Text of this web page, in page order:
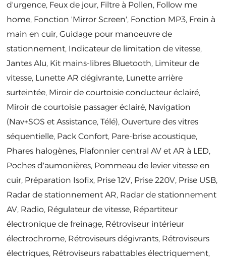
d'urgence, Feux de jour, Filtre à Pollen, Follow me
home, Fonction 'Mirror Screen', Fonction MP3, Frein à
main en cuir, Guidage pour manoeuvre de
stationnement, Indicateur de limitation de vitesse,
Jantes Alu, Kit mains-libres Bluetooth, Limiteur de
vitesse, Lunette AR dégivrante, Lunette arrière
surteintée, Miroir de courtoisie conducteur éclairé,
Miroir de courtoisie passager éclairé, Navigation
(Nav+SOS et Assistance, Télé), Ouverture des vitres
séquentielle, Pack Confort, Pare-brise acoustique,
Phares halogènes, Plafonnier central AV et AR à LED,
Poches d'aumonières, Pommeau de levier vitesse en
cuir, Préparation Isofix, Prise 12V, Prise 220V, Prise USB,
Radar de stationnement AR, Radar de stationnement
AV, Radio, Régulateur de vitesse, Répartiteur
électronique de freinage, Rétroviseur intérieur
électrochrome, Rétroviseurs dégivrants, Rétroviseurs
électriques, Rétroviseurs rabattables électriquement,